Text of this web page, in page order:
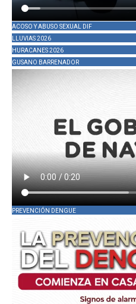
ACOSO Y ABUSO SEXUAL DIF
LLUVIAS 2026
HURACANES 2026
GUSANO BARRENADOR
PREVENCIÓN DENGUE